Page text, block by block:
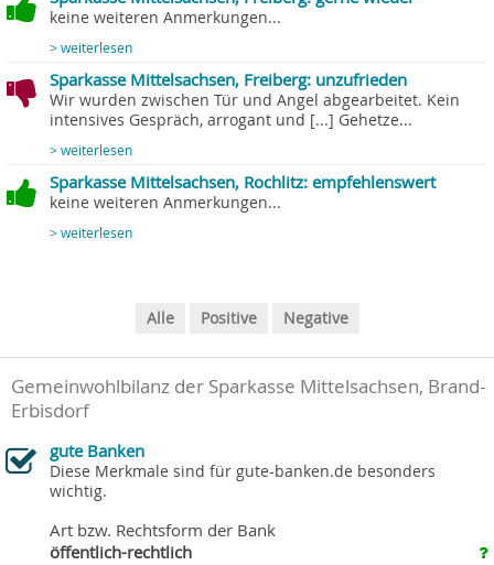
keine weiteren Anmerkungen...
> weiterlesen
Sparkasse Mittelsachsen, Freiberg: unzufrieden
Wir wurden zwischen Tür und Angel abgearbeitet. Kein
intensives Gespräch, arrogant und [...] Gehetze...
> weiterlesen
Sparkasse Mittelsachsen, Rochlitz: empfehlenswert
keine weiteren Anmerkungen...
> weiterlesen
Alle Positive Negative
Gemeinwohlbilanz der Sparkasse Mittelsachsen, Brand-
Erbisdorf
gute Banken
Diese Merkmale sind für gute-banken.de besonders
wichtig.
Art bzw. Rechtsform der Bank
öffentlich-rechtlich